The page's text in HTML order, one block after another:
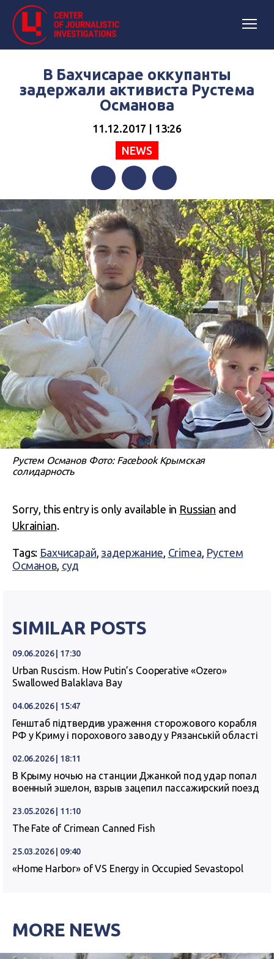
В Бахчисарае оккупанты
задержали активиста Рустема
Османова
11.12.2017 | 13:26
NEWS
FacebookTwitterTelegram
Рустем Османов Фото: Facebook Крымская
солидарность
Sorry, this entry is only available in Russian and
Ukrainian.
Tags: Бахчисарай, задержание, Crimea, Рустем
Османов, суд
SIMILAR POSTS
09.06.2026 | 17:30
Urban Ruscism. How Putin’s Cooperative «Ozero»
Swallowed Balaklava Bay
04.06.2026 | 15:47
Генштаб підтвердив ураження сторожового корабля
РФ у Криму і порохового заводу у Рязанській області
02.06.2026 | 18:11
В Крыму ночью на станции Джанкой под удар попал
военный эшелон, взрыв зацепил пассажирский поезд
23.05.2026 | 11:10
The Fate of Crimean Canned Fish
25.03.2026 | 09:40
«Home Harbor» of VS Energy in Occupied Sevastopol
MORE NEWS